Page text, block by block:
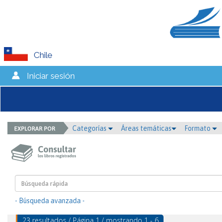
Chile
Iniciar sesión
Categorías Áreas temáticas Formato
- Búsqueda avanzada -